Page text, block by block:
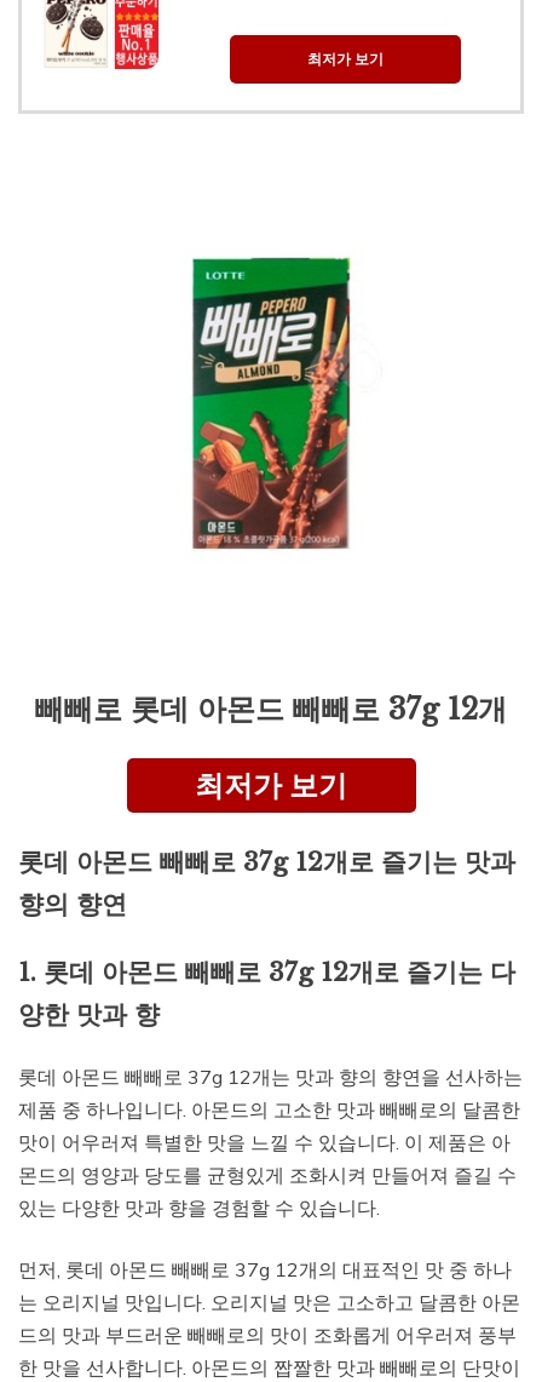
최저가 보기
빼빼로 롯데 아몬드 빼빼로 37g 12개
최저가 보기
롯데 아몬드 빼빼로 37g 12개로 즐기는 맛과
향의 향연
1. 롯데 아몬드 빼빼로 37g 12개로 즐기는 다
양한 맛과 향
롯데 아몬드 빼빼로 37g 12개는 맛과 향의 향연을 선사하는
제품 중 하나입니다. 아몬드의 고소한 맛과 빼빼로의 달콤한
맛이 어우러져 특별한 맛을 느낄 수 있습니다. 이 제품은 아
몬드의 영양과 당도를 균형있게 조화시켜 만들어져 즐길 수
있는 다양한 맛과 향을 경험할 수 있습니다.
먼저, 롯데 아몬드 빼빼로 37g 12개의 대표적인 맛 중 하나
는 오리지널 맛입니다. 오리지널 맛은 고소하고 달콤한 아몬
드의 맛과 부드러운 빼빼로의 맛이 조화롭게 어우러져 풍부
한 맛을 선사합니다. 아몬드의 짭짤한 맛과 빼빼로의 단맛이